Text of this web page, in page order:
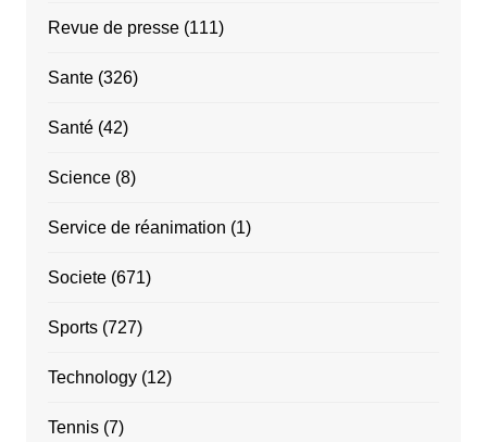
Revue de presse(111)
Sante(326)
Santé(42)
Science(8)
Service de réanimation (1)
Societe(671)
Sports(727)
Technology(12)
Tennis(7)